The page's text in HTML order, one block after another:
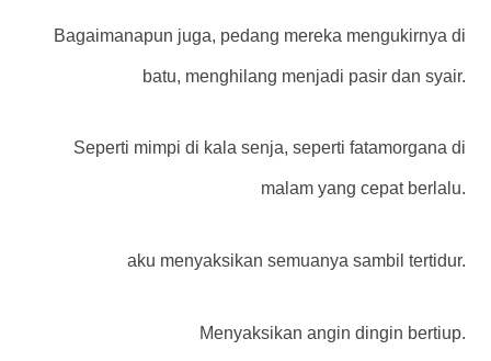
Bagaimanapun juga, pedang mereka mengukirnya di
batu, menghilang menjadi pasir dan syair.
Seperti mimpi di kala senja, seperti fatamorgana di
malam yang cepat berlalu.
aku menyaksikan semuanya sambil tertidur.
Menyaksikan angin dingin bertiup.